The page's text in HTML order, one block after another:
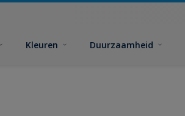
Kleuren Duurzaamheid